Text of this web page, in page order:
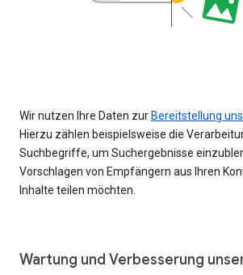
Wir nutzen Ihre Daten zur Bereitstellung
Hierzu zählen beispielsweise die
Suchbegriffe, um Suchergebnisse
Vorschlagen von Empfängern aus Ihren
Inhalte teilen möchten.
Wartung und Verbesserung